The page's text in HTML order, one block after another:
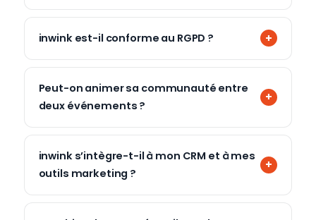
inwink est-il conforme au RGPD ?
Peut-on animer sa communauté entre
deux événements ?
inwink s’intègre-t-il à mon CRM et à mes
outils marketing ?